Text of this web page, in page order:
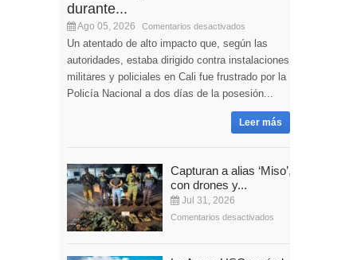
durante...
Ago 05, 2026 Comentarios desactivados
Un atentado de alto impacto que, según las
autoridades, estaba dirigido contra instalaciones
militares y policiales en Cali fue frustrado por la
Policía Nacional a dos días de la posesión...
Leer más
Capturan a alias ‘Miso’,
con drones y...
Jul 31, 2026
Comentarios desactivados